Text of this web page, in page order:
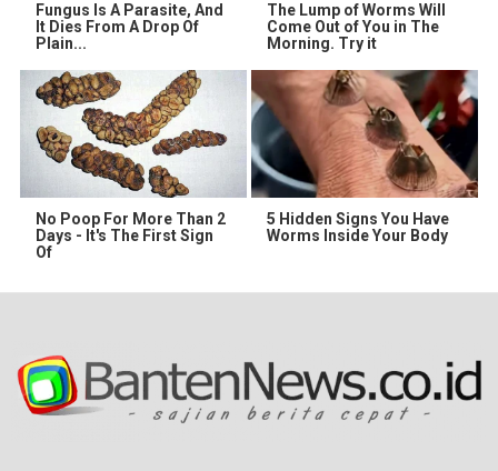
Fungus Is A Parasite, And
It Dies From A Drop Of
Plain...
The Lump of Worms Will
Come Out of You in The
Morning. Try it
No Poop For More Than 2
Days - It's The First Sign
Of
5 Hidden Signs You Have
Worms Inside Your Body